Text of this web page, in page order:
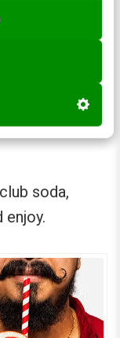
moisten
rim of
grapefruit
soda,
enjoy.